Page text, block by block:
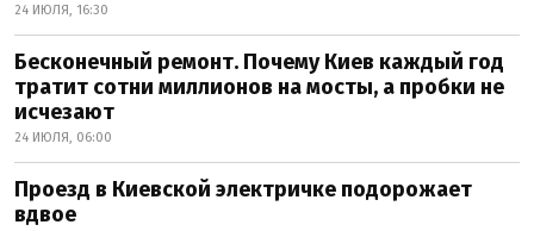
24 ИЮЛЯ, 16:30
Бесконечный ремонт. Почему Киев каждый год
тратит сотни миллионов на мосты, а пробки не
исчезают
24 ИЮЛЯ, 06:00
Проезд в Киевской электричке подорожает
вдвое